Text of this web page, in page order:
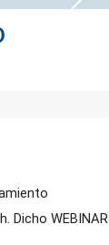
Dicho WEBINAR